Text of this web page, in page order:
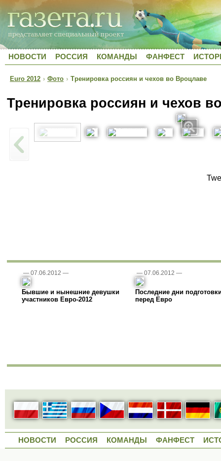
НОВОСТИ РОССИЯ КОМАНДЫ ФАНФЕСТ
Euro 2012 › Фото › Тренировка россиян и чехов во Вроцлаве
Тренировка россиян и чехов
— 07.06.2012 —
Бывшие и нынешние девушки
участников Евро-2012
— 07.06.2012 —
Последние дни
перед Евро
НОВОСТИ РОССИЯ КОМАНДЫ ФАНФЕСТ